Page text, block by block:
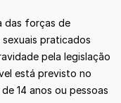
das forças de
praticados
pela legislação
está previsto no
14 anos ou pessoas